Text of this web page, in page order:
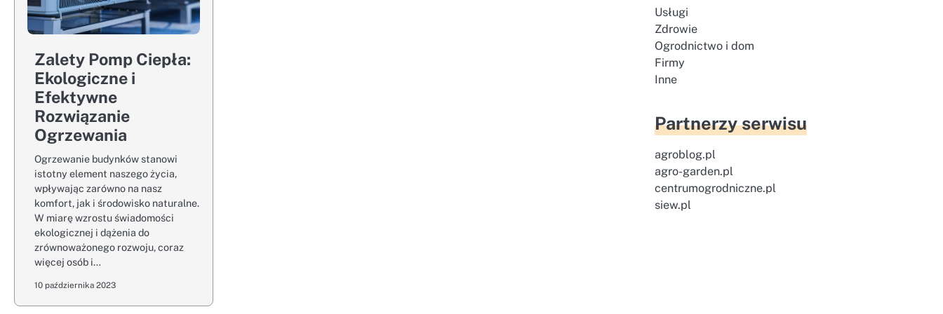
Zalety Pomp Ciepła:
Ekologiczne i
Efektywne
Rozwiązanie
Ogrzewania
Ogrzewanie budynków stanowi
istotny element naszego życia,
wpływając zarówno na nasz
komfort, jak i środowisko naturalne.
W miarę wzrostu świadomości
ekologicznej i dążenia do
zrównoważonego rozwoju, coraz
więcej osób i…
10 października 2023
Usługi
Zdrowie
Ogrodnictwo i dom
Firmy
Inne
Partnerzy serwisu
agroblog.pl
agro-garden.pl
centrumogrodniczne.pl
siew.pl